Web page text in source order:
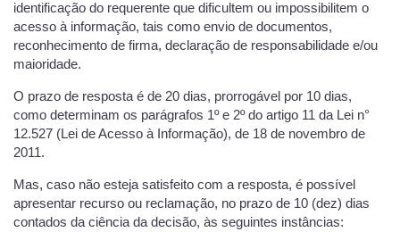
identificação do requerente que dificultem ou impossibilitem o
acesso à informação, tais como envio de documentos,
reconhecimento de firma, declaração de responsabilidade e/ou
maioridade.
O prazo de resposta é de 20 dias, prorrogável por 10 dias,
como determinam os parágrafos 1º e 2º do artigo 11 da Lei n°
12.527 (Lei de Acesso à Informação), de 18 de novembro de
2011.
Mas, caso não esteja satisfeito com a resposta, é possível
apresentar recurso ou reclamação, no prazo de 10 (dez) dias
contados da ciência da decisão, às seguintes instâncias: